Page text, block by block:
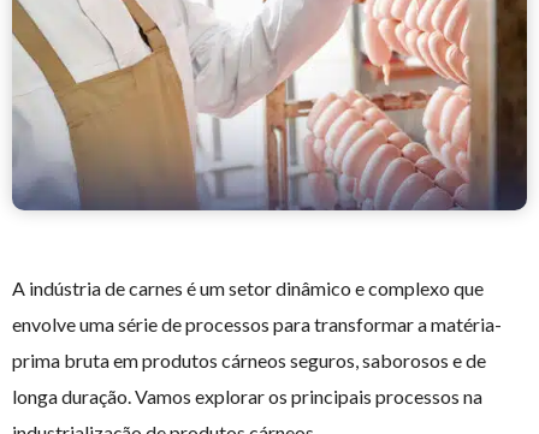
A indústria de carnes é um setor dinâmico e complexo que
envolve uma série de processos para transformar a matéria-
prima bruta em produtos cárneos seguros, saborosos e de
longa duração. Vamos explorar os principais processos na